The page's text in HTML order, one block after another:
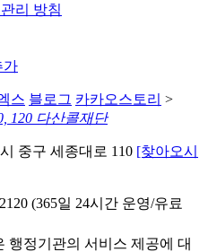
리 방침
가
스 블로그 카카오스토리 >
120 다산콜재단
중구 세종대로 110 [찾아오시
(365일 24시간 운영/유료
행정기관의 서비스 제공에 대